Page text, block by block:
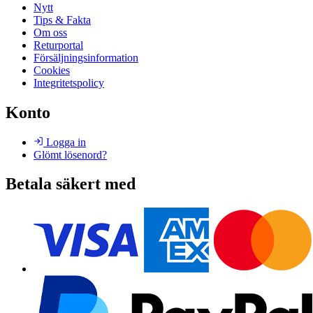
Nytt
Tips & Fakta
Om oss
Returportal
Försäljningsinformation
Cookies
Integritetspolicy
Konto
Logga in
Glömt lösenord?
Betala säkert med